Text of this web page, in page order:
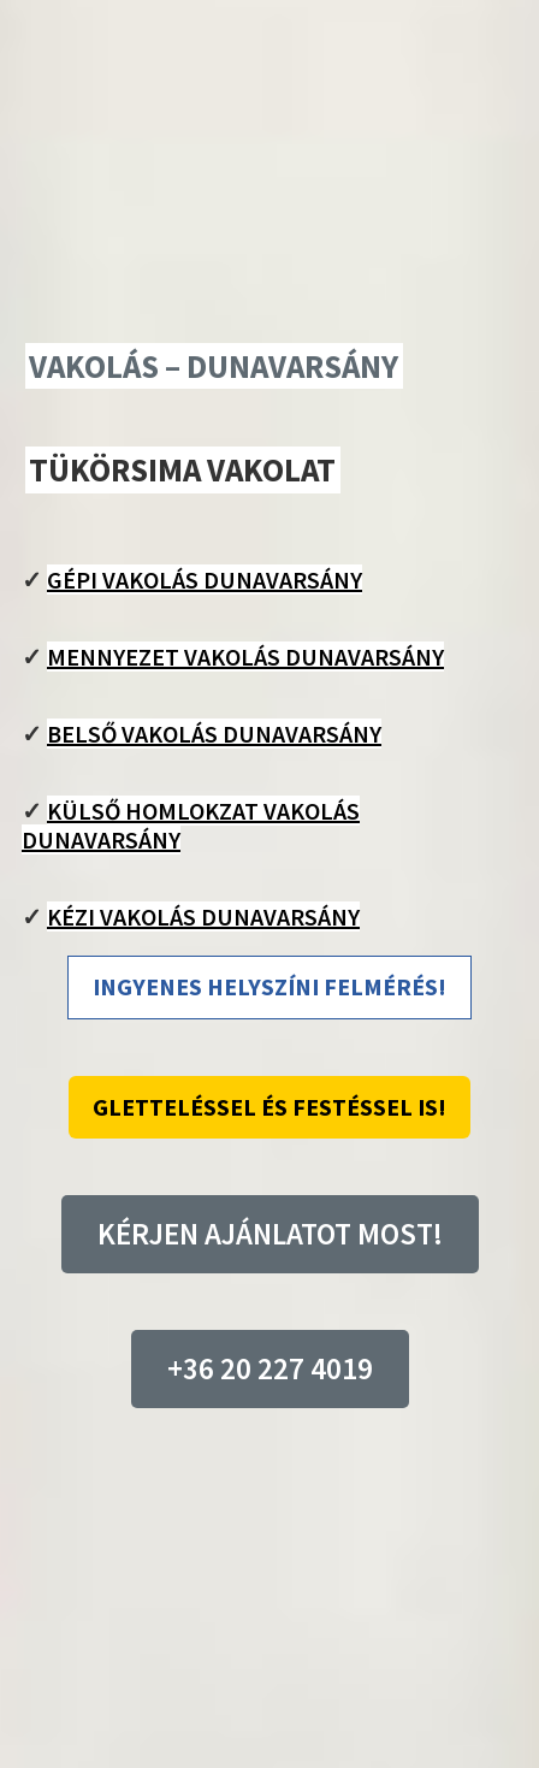
VAKOLÁS – DUNAVARSÁNY
TÜKÖRSIMA VAKOLAT
✓ GÉPI VAKOLÁS DUNAVARSÁNY
✓ MENNYEZET VAKOLÁS DUNAVARSÁNY
✓ BELSŐ VAKOLÁS DUNAVARSÁNY
✓ KÜLSŐ HOMLOKZAT VAKOLÁS
DUNAVARSÁNY
✓ KÉZI VAKOLÁS DUNAVARSÁNY
INGYENES HELYSZÍNI FELMÉRÉS!
GLETTELÉSSEL ÉS FESTÉSSEL IS!
KÉRJEN AJÁNLATOT MOST!
+36 20 227 4019